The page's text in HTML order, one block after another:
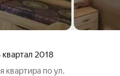
квартал 2018
квартира по ул.